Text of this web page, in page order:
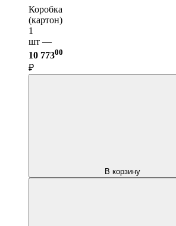
Коробка
(картон)
1
шт —
10 77300
₽
В корзину